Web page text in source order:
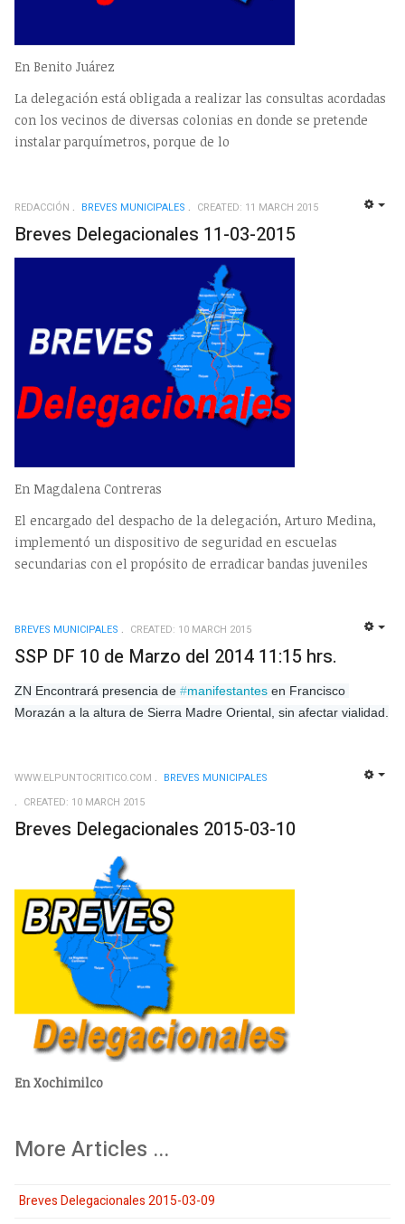
En Benito Juárez
La delegación está obligada a realizar las consultas acordadas
con los vecinos de diversas colonias en donde se pretende
instalar parquímetros, porque de lo
REDACCIÓN BREVES MUNICIPALES CREATED: 11 MARCH 2015
Breves Delegacionales 11-03-2015
En Magdalena Contreras
El encargado del despacho de la delegación, Arturo Medina,
implementó un dispositivo de seguridad en escuelas
secundarias con el propósito de erradicar bandas juveniles
BREVES MUNICIPALES CREATED: 10 MARCH 2015
SSP DF 10 de Marzo del 2014 11:15 hrs.
ZN Encontrará presencia de #manifestantes en Francisco
Morazán a la altura de Sierra Madre Oriental, sin afectar vialidad.
WWW.ELPUNTOCRITICO.COM
BREVES MUNICIPALES
CREATED: 10 MARCH 2015
Breves Delegacionales 2015-03-10
En Xochimilco
More Articles ...
Breves Delegacionales 2015-03-09